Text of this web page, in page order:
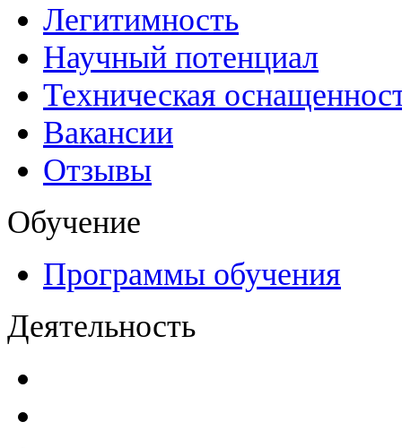
Легитимность
Научный потенциал
Техническая
Вакансии
Отзывы
Обучение
Программы обучения
Деятельность